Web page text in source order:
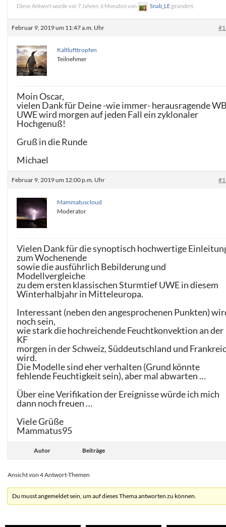
Diese Antwort wurde vor 7 Jahren, 6 Monaten von Snab_LEgeändert.
Februar 9, 2019 um 11:47 a.m. Uhr
Kaltlufttropfen
Teilnehmer
Moin Oscar,
vielen Dank für Deine -wie immer- herausragende
UWE wird morgen auf jeden Fall ein zyklonaler
Hochgenuß!
Gruß in die Runde
Michael
Februar 9, 2019 um 12:00 p.m. Uhr
Mammatuscloud
Moderator
Vielen Dank für die synoptisch hochwertige
zum Wochenende
sowie die ausführlich Bebilderung und
Modellvergleiche
zu dem ersten klassischen Sturmtief UWE in diesem
Winterhalbjahr in Mitteleuropa.
Interessant (neben den angesprochenen Punkten)
noch sein,
wie stark die hochreichende Feuchtkonvektion an der
KF
morgen in der Schweiz, Süddeutschland und
wird.
Die Modelle sind eher verhalten (Grund könnte
fehlende Feuchtigkeit sein), aber mal abwarten …
Über eine Verifikation der Ereignisse würde ich mich
dann noch freuen …
Viele Grüße
Mammatus95
Autor Beiträge
Ansicht von 4 Antwort-Themen
Du musst angemeldet sein, um auf dieses Thema antworten zu können.